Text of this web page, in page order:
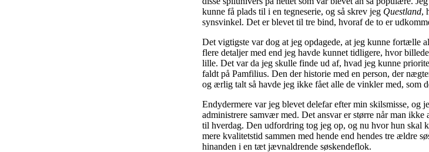
kunne få plads til i en tegneserie, og så skrev jeg Questland,
synsvinkel. Det er blevet til tre bind, hvoraf de to er
Det vigtigste var dog at jeg opdagede, at jeg kunne fortælle
flere detaljer med end jeg havde kunnet tidligere, hvor
lille. Det var da jeg skulle finde ud af, hvad jeg kunne
faldt på Pamfilius. Den der historie med en person, der
og ærlig talt så havde jeg ikke fået alle de vinkler med, som
Endydermere var jeg blevet delefar efter min skilsmisse, og
administrere samvær med. Det ansvar er større når man
til hverdag. Den udfordring tog jeg op, og nu hvor hun skal
mere kvalitetstid sammen med hende end hendes tre ældre
hinanden i en tæt jævnaldrende søskendeflok.